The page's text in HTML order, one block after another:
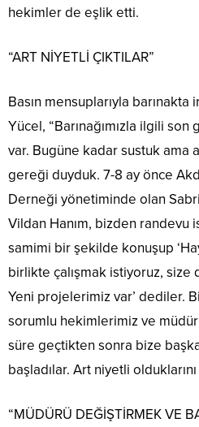
hekimler de eşlik etti.
“ART NİYETLİ ÇIKTILAR”
Basın mensuplarıyla
Yücel, “Barınağımızla ilgili son
var. Bugüne kadar sustuk ama
gereği duyduk. 7-8 ay önce
Derneği yönetiminde olan
Vildan Hanım, bizden
samimi bir şekilde konuşup
birlikte çalışmak istiyoruz,
Yeni projelerimiz var’ dediler.
sorumlu hekimlerimiz ve
süre geçtikten sonra bize
başladılar. Art niyetli
“MÜDÜRÜ DEĞİŞTİRMEK VE